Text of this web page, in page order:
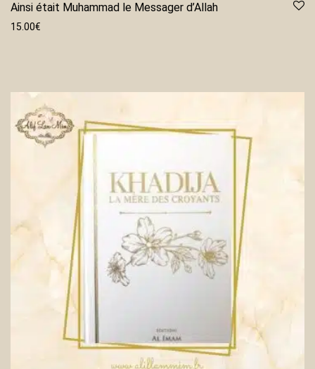
Ainsi était Muhammad le Messager d’Allah
15.00€